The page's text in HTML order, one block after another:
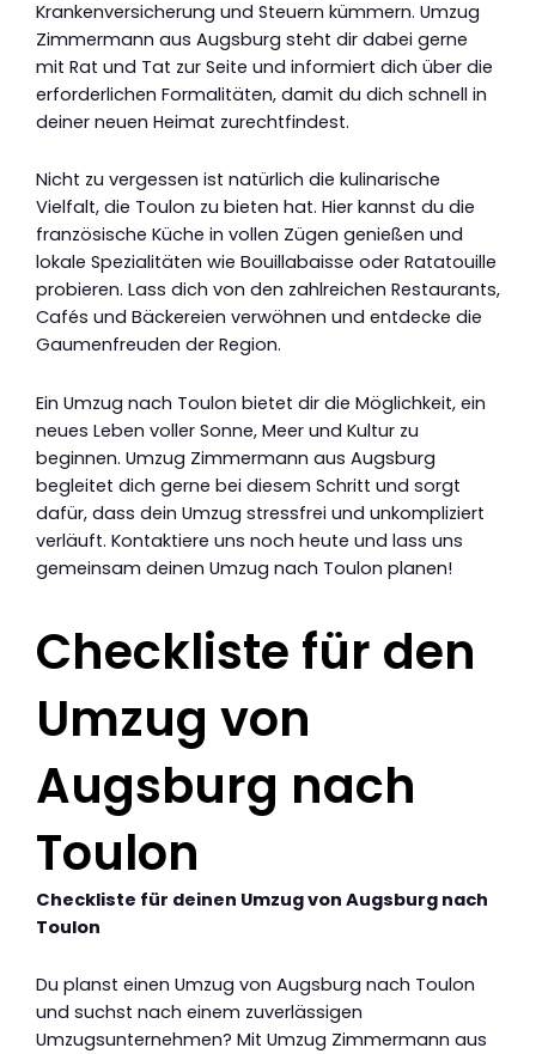
Krankenversicherung und Steuern kümmern. Umzug
Zimmermann aus Augsburg steht dir dabei gerne
mit Rat und Tat zur Seite und informiert dich über die
erforderlichen Formalitäten, damit du dich schnell in
deiner neuen Heimat zurechtfindest.
Nicht zu vergessen ist natürlich die kulinarische
Vielfalt, die Toulon zu bieten hat. Hier kannst du die
französische Küche in vollen Zügen genießen und
lokale Spezialitäten wie Bouillabaisse oder Ratatouille
probieren. Lass dich von den zahlreichen Restaurants,
Cafés und Bäckereien verwöhnen und entdecke die
Gaumenfreuden der Region.
Ein Umzug nach Toulon bietet dir die Möglichkeit, ein
neues Leben voller Sonne, Meer und Kultur zu
beginnen. Umzug Zimmermann aus Augsburg
begleitet dich gerne bei diesem Schritt und sorgt
dafür, dass dein Umzug stressfrei und unkompliziert
verläuft. Kontaktiere uns noch heute und lass uns
gemeinsam deinen Umzug nach Toulon planen!
Checkliste für den
Umzug von
Augsburg nach
Toulon
Checkliste für deinen Umzug von Augsburg nach
Toulon
Du planst einen Umzug von Augsburg nach Toulon
und suchst nach einem zuverlässigen
Umzugsunternehmen? Mit Umzug Zimmermann aus